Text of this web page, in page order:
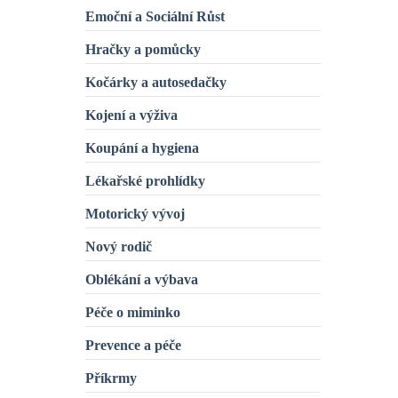
Emoční a Sociální Růst
Hračky a pomůcky
Kočárky a autosedačky
Kojení a výživa
Koupání a hygiena
Lékařské prohlídky
Motorický vývoj
Nový rodič
Oblékání a výbava
Péče o miminko
Prevence a péče
Příkrmy